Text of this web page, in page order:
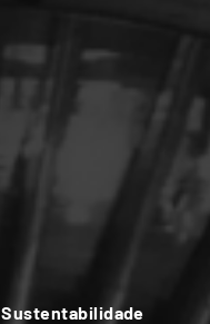
Sustentabilidade